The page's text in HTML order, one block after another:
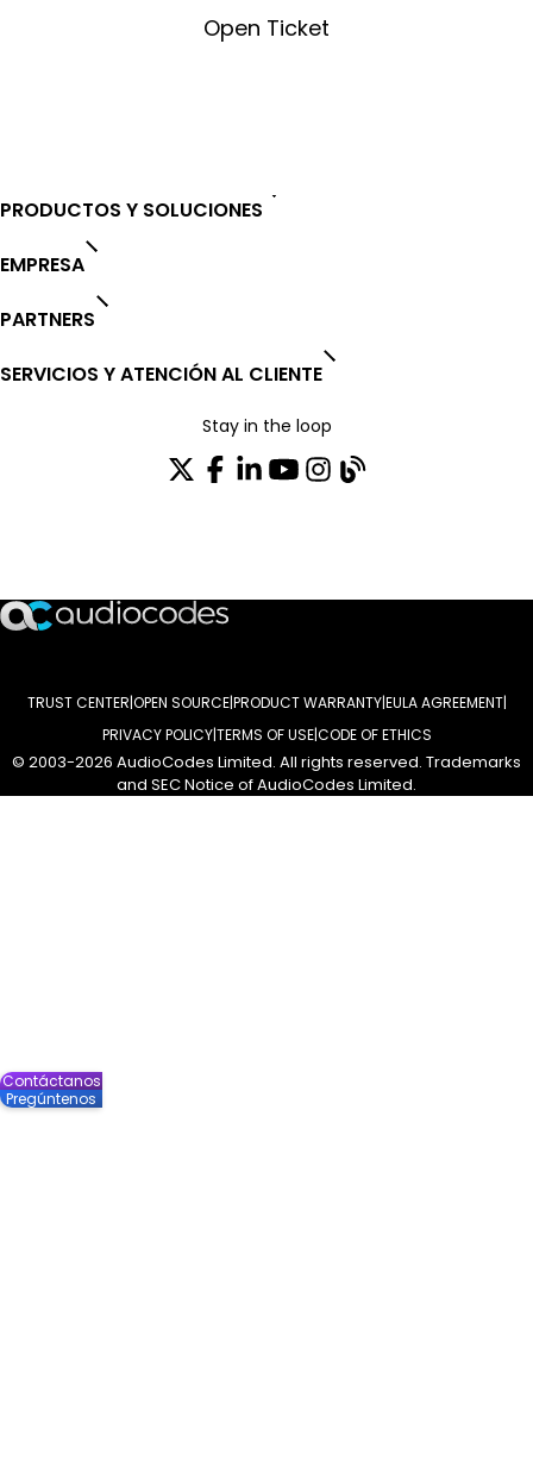
Open Ticket
PRODUCTOS Y SOLUCIONES
EMPRESA
PARTNERS
SERVICIOS Y ATENCIÓN AL CLIENTE
Stay in the loop
TRUST CENTER OPEN SOURCE PRODUCT WARRANTY EULA AGREEMENT
PRIVACY POLICY TERMS OF USE CODE OF ETHICS
© 2003-2026 AudioCodes Limited. All rights reserved. Trademarks
and SEC Notice of AudioCodes Limited.
Contáctanos
Pregúntenos